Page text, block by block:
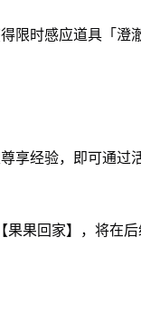
限时感应道具「澄
享经验，即可通过
果回家】，将在后